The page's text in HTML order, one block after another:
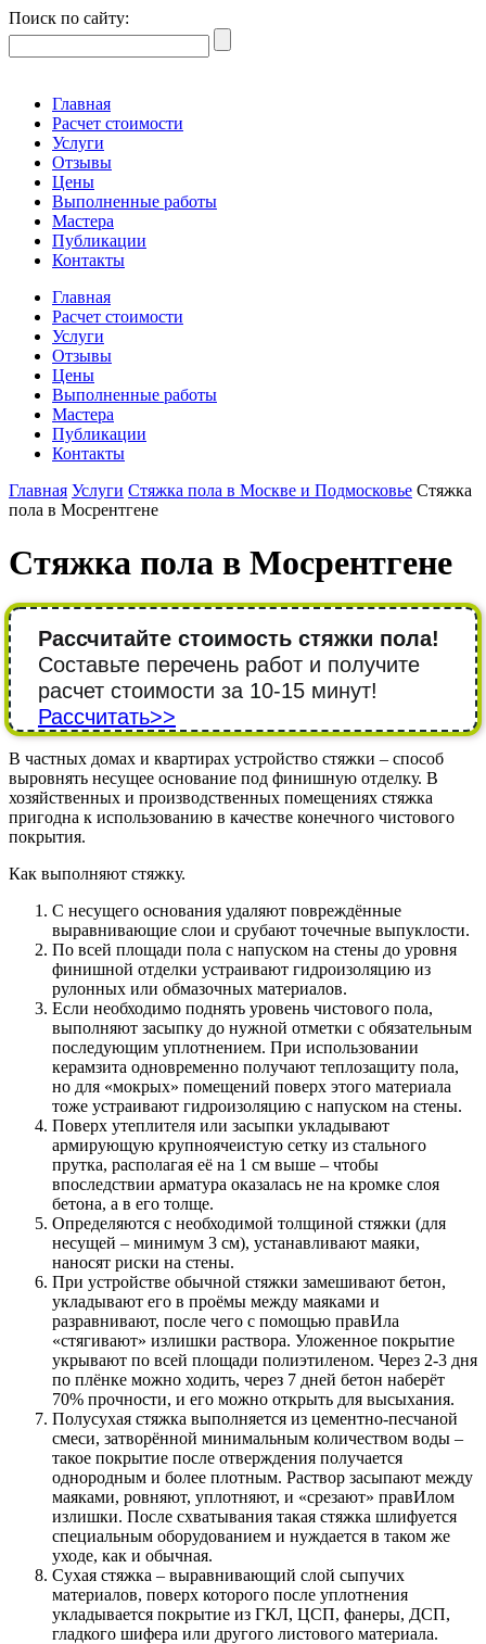
Поиск по сайту:
Главная
Расчет стоимости
Услуги
Отзывы
Цены
Выполненные работы
Мастера
Публикации
Контакты
Главная
Расчет стоимости
Услуги
Отзывы
Цены
Выполненные работы
Мастера
Публикации
Контакты
Главная Услуги Стяжка пола в Москве и Подмосковье Стяжка
пола в Мосрентгене
Стяжка пола в Мосрентгене
Рассчитайте стоимость стяжки пола!
Составьте перечень работ и получите
расчет стоимости за 10-15 минут!
Рассчитать>>
В частных домах и квартирах устройство стяжки – способ
выровнять несущее основание под финишную отделку. В
хозяйственных и производственных помещениях стяжка
пригодна к использованию в качестве конечного чистового
покрытия.
Как выполняют стяжку.
С несущего основания удаляют повреждённые
выравнивающие слои и срубают точечные выпуклости.
По всей площади пола с напуском на стены до уровня
финишной отделки устраивают гидроизоляцию из
рулонных или обмазочных материалов.
Если необходимо поднять уровень чистового пола,
выполняют засыпку до нужной отметки с обязательным
последующим уплотнением. При использовании
керамзита одновременно получают теплозащиту пола,
но для «мокрых» помещений поверх этого материала
тоже устраивают гидроизоляцию с напуском на стены.
Поверх утеплителя или засыпки укладывают
армирующую крупноячеистую сетку из стального
прутка, располагая её на 1 см выше – чтобы
впоследствии арматура оказалась не на кромке слоя
бетона, а в его толще.
Определяются с необходимой толщиной стяжки (для
несущей – минимум 3 см), устанавливают маяки,
наносят риски на стены.
При устройстве обычной стяжки замешивают бетон,
укладывают его в проёмы между маяками и
разравнивают, после чего с помощью правИла
«стягивают» излишки раствора. Уложенное покрытие
укрывают по всей площади полиэтиленом. Через 2-3 дня
по плёнке можно ходить, через 7 дней бетон наберёт
70% прочности, и его можно открыть для высыхания.
Полусухая стяжка выполняется из цементно-песчаной
смеси, затворённой минимальным количеством воды –
такое покрытие после отверждения получается
однородным и более плотным. Раствор засыпают между
маяками, ровняют, уплотняют, и «срезают» правИлом
излишки. После схватывания такая стяжка шлифуется
специальным оборудованием и нуждается в таком же
уходе, как и обычная.
Сухая стяжка – выравнивающий слой сыпучих
материалов, поверх которого после уплотнения
укладывается покрытие из ГКЛ, ЦСП, фанеры, ДСП,
гладкого шифера или другого листового материала.